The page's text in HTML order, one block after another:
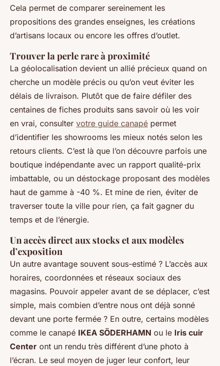
Cela permet de comparer sereinement les
propositions des grandes enseignes, les créations
d’artisans locaux ou encore les offres d’outlet.
Trouver la perle rare à proximité
La géolocalisation devient un allié précieux quand on
cherche un modèle précis ou qu’on veut éviter les
délais de livraison. Plutôt que de faire défiler des
centaines de fiches produits sans savoir où les voir
en vrai, consulter votre guide canapé permet
d’identifier les showrooms les mieux notés selon les
retours clients. C’est là que l’on découvre parfois une
boutique indépendante avec un rapport qualité-prix
imbattable, ou un déstockage proposant des modèles
haut de gamme à -40 %. Et mine de rien, éviter de
traverser toute la ville pour rien, ça fait gagner du
temps et de l’énergie.
Un accès direct aux stocks et aux modèles
d’exposition
Un autre avantage souvent sous-estimé ? L’accès aux
horaires, coordonnées et réseaux sociaux des
magasins. Pouvoir appeler avant de se déplacer, c’est
simple, mais combien d’entre nous ont déjà sonné
devant une porte fermée ? En outre, certains modèles
comme le canapé IKEA SÖDERHAMN ou le Iris cuir
Center ont un rendu très différent d’une photo à
l’écran. Le seul moyen de juger leur confort, leur